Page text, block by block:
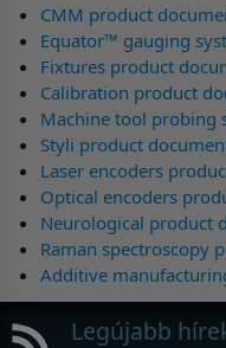
CMM product
Equator™ gauging
Fixtures product
Calibration product
Machine tool probing
Styli product
Laser encoders
Optical encoders
Neurological product
Raman spectroscopy
Additive
Legújabb